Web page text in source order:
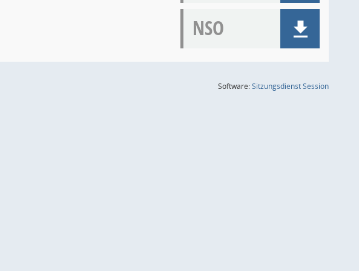
NSO
Software:SitzungsdienstSession(Wird in